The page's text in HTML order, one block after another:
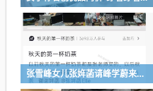
张雪峰女儿张姩菡请峰学蔚来员工喝立秋奶茶 往年都是张雪峰买单